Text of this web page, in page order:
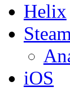
Helix
iOS